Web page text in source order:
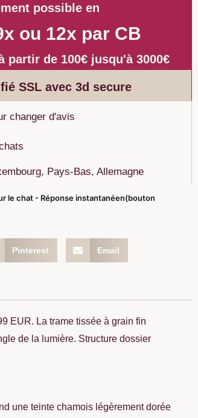
possible en
ou 12x par CB
partir de 100€ jusqu'à 3000€
SSL avec 3d secure
changer d'avis
Pays-Bas, Allemagne
le chat - Réponse instantanéen(bouton
Pinterest Email
EUR. La trame tissée à grain fin
de la lumière. Structure dossier
une teinte chamois légèrement dorée